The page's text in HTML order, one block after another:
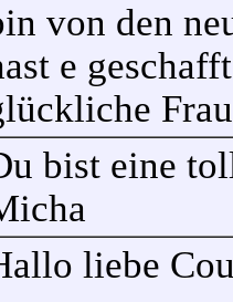
von den
e
bist eine
liebe